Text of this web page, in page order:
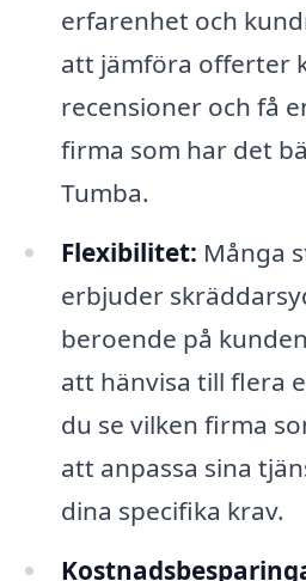
erfarenhet och
att jämföra offerter
recensioner och få
firma som har det
Tumba.
Flexibilitet: Många
erbjuder
beroende på
att hänvisa till flera
du se vilken firma
att anpassa sina
dina specifika krav.